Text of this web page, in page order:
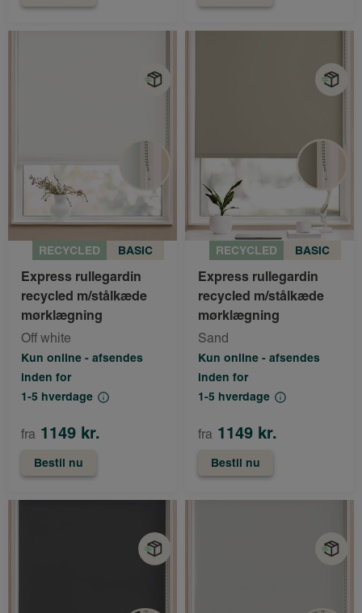
RECYCLED BASIC
Express rullegardin
recycled m/stålkæde
mørklægning
Off white
Kun online - afsendes
inden for
1-5 hverdage
fra 1149 kr.
Bestil nu
RECYCLED BASIC
Express rullegardin
recycled m/stålkæde
mørklægning
Sand
Kun online - afsendes
inden for
1-5 hverdage
fra 1149 kr.
Bestil nu